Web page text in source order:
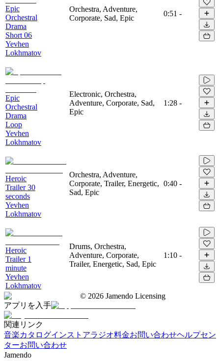
Epic
Orchestral
Drama
Short 06
Yevhen
Lokhmatov
Orchestra, Adventure,
Corporate, Sad, Epic
0:51 -
Epic
Orchestral
Drama
Loop
Yevhen
Lokhmatov
Electronic, Orchestra,
Adventure, Corporate, Sad,
Epic
1:28 -
Heroic
Trailer 30
seconds
Yevhen
Lokhmatov
Orchestra, Adventure,
Corporate, Trailer, Energetic,
Sad, Epic
0:40 -
Heroic
Trailer 1
minute
Yevhen
Lokhmatov
Drums, Orchestra,
Adventure, Corporate,
Trailer, Energetic, Sad, Epic
1:10 -
© 2026 Jamendo Licensing
アプリを入手
関連リンク
音楽カタログインストアラジオ料金お問い合わせヘルプセン
ターお問い合わせ
Jamendo